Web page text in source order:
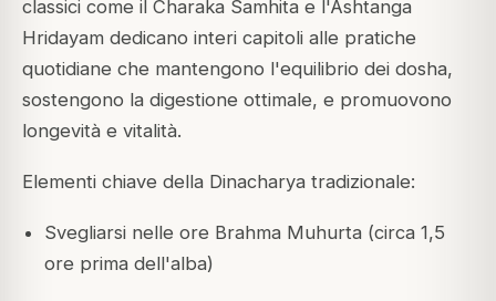
classici come il Charaka Samhita e l'Ashtanga
Hridayam dedicano interi capitoli alle pratiche
quotidiane che mantengono l'equilibrio dei dosha,
sostengono la digestione ottimale, e promuovono
longevità e vitalità.
Elementi chiave della Dinacharya tradizionale:
Svegliarsi nelle ore Brahma Muhurta (circa 1,5
ore prima dell'alba)